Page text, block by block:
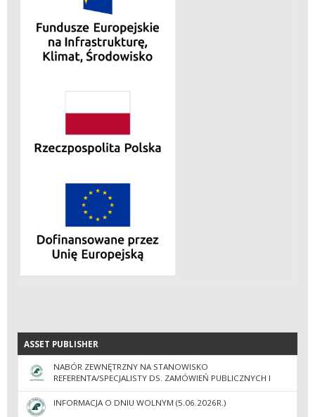
ASSET PUBLISHER
ASSET PUBLISHER
NABÓR ZEWNĘTRZNY NA STANOWISKO
REFERENTA/SPECJALISTY DS. ZAMÓWIEŃ PUBLICZNYCH I
ADMINISTRACJI
INFORMACJA O DNIU WOLNYM (5.06.2026R.)